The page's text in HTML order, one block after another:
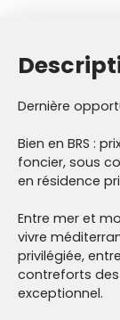
Dernière
Bien en BRS :
foncier, sous
en résidence
Entre mer et
vivre
privilégiée,
contreforts des
exceptionnel.